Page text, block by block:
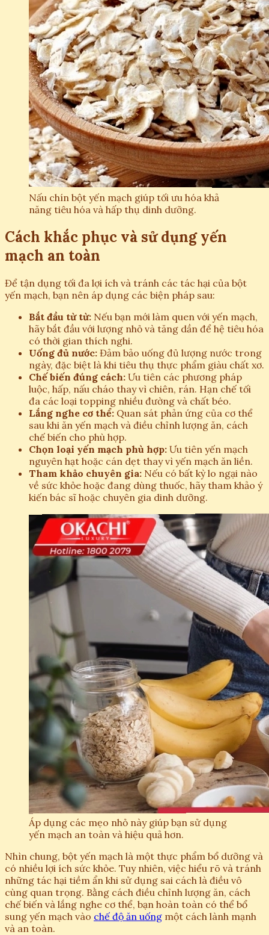
Nấu chín bột yến mạch giúp tối ưu hóa khả
năng tiêu hóa và hấp thụ dinh dưỡng.
Cách khắc phục và sử dụng yến
mạch an toàn
Để tận dụng tối đa lợi ích và tránh các tác hại của bột
yến mạch, bạn nên áp dụng các biện pháp sau:
Bắt đầu từ từ: Nếu bạn mới làm quen với yến mạch,
hãy bắt đầu với lượng nhỏ và tăng dần để hệ tiêu hóa
có thời gian thích nghi.
Uống đủ nước: Đảm bảo uống đủ lượng nước trong
ngày, đặc biệt là khi tiêu thụ thực phẩm giàu chất xơ.
Chế biến đúng cách: Ưu tiên các phương pháp
luộc, hấp, nấu cháo thay vì chiên, rán. Hạn chế tối
đa các loại topping nhiều đường và chất béo.
Lắng nghe cơ thể: Quan sát phản ứng của cơ thể
sau khi ăn yến mạch và điều chỉnh lượng ăn, cách
chế biến cho phù hợp.
Chọn loại yến mạch phù hợp: Ưu tiên yến mạch
nguyên hạt hoặc cán dẹt thay vì yến mạch ăn liền.
Tham khảo chuyên gia: Nếu có bất kỳ lo ngại nào
về sức khỏe hoặc đang dùng thuốc, hãy tham khảo ý
kiến bác sĩ hoặc chuyên gia dinh dưỡng.
Áp dụng các mẹo nhỏ này giúp bạn sử dụng
yến mạch an toàn và hiệu quả hơn.
Nhìn chung, bột yến mạch là một thực phẩm bổ dưỡng và
có nhiều lợi ích sức khỏe. Tuy nhiên, việc hiểu rõ và tránh
những tác hại tiềm ẩn khi sử dụng sai cách là điều vô
cùng quan trọng. Bằng cách điều chỉnh lượng ăn, cách
chế biến và lắng nghe cơ thể, bạn hoàn toàn có thể bổ
sung yến mạch vào chế độ ăn uống một cách lành mạnh
và an toàn.